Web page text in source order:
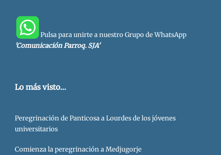
Pulsa para unirte a nuestro Grupo de WhatsApp
'Comunicación Parroq. SJA'
Lo más visto...
Peregrinación de Panticosa a Lourdes de los jóvenes
universitarios
Comienza la peregrinación a Medjugorje